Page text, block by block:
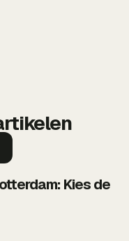
Kies de